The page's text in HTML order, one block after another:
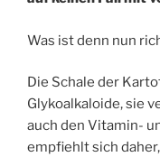
Was ist denn nun
Die Schale der
Glykoalkaloide, sie
auch den Vitamin-
empfiehlt sich